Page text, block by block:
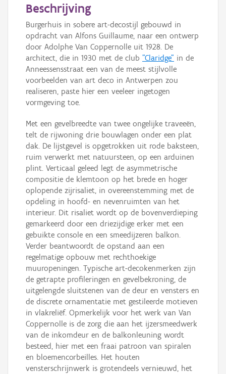
Beschrijving
Burgerhuis in sobere art-decostijl gebouwd in
opdracht van Alfons Guillaume, naar een ontwerp
door Adolphe Van Coppernolle uit 1928. De
architect, die in 1930 met de club "Claridge" in de
Anneessensstraat een van de meest stijlvolle
voorbeelden van art deco in Antwerpen zou
realiseren, paste hier een veeleer ingetogen
vormgeving toe.
Met een gevelbreedte van twee ongelijke traveeën,
telt de rijwoning drie bouwlagen onder een plat
dak. De lijstgevel is opgetrokken uit rode baksteen,
ruim verwerkt met natuursteen, op een arduinen
plint. Verticaal geleed legt de asymmetrische
compositie de klemtoon op het brede en hoger
oplopende zijrisaliet, in overeenstemming met de
opdeling in hoofd- en nevenruimten van het
interieur. Dit risaliet wordt op de bovenverdieping
gemarkeerd door een driezijdige erker met een
gebuikte console en een smeedijzeren balkon.
Verder beantwoordt de opstand aan een
regelmatige opbouw met rechthoekige
muuropeningen. Typische art-decokenmerken zijn
de getrapte profileringen en gevelbekroning, de
uitgelengde sluitstenen van de deur en vensters en
de discrete ornamentatie met gestileerde motieven
in vlakreliëf. Opmerkelijk voor het werk van Van
Coppernolle is de zorg die aan het ijzersmeedwerk
van de inkomdeur en de balkonleuning wordt
besteed, hier met een fraai patroon van spiralen
en bloemencorbeilles. Het houten
vensterschrijnwerk is grotendeels vernieuwd, het